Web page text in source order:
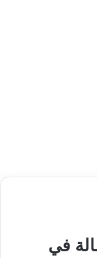
في